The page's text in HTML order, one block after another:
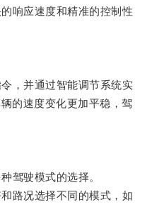
应速度和精准的控制性
，并通过智能调节系统实
的速度变化更加平稳，驾
驶模式的选择。
况选择不同的模式，如